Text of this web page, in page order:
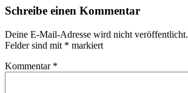
Schreibe einen Kommentar
Deine E-Mail-Adresse wird nicht veröffentlicht.
Felder sind mit * markiert
Kommentar *